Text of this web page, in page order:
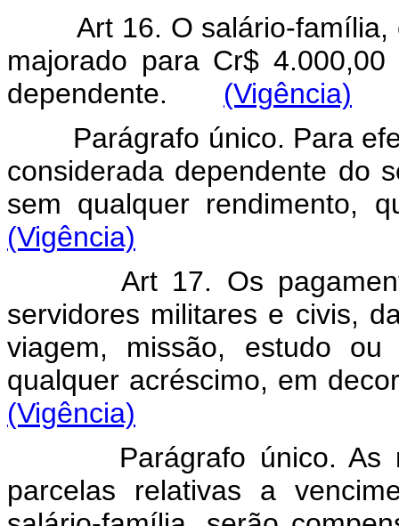
Art 16. O salário-
majorado para Cr$
dependente. (Vigência)
Parágrafo único. Para
considerada dependente do
sem qualquer
(Vigência)
Art 17. Os
servidores militares e civis,
viagem, missão, estudo
qualquer acréscimo, em
(Vigência)
Parágrafo único. As
parcelas relativas a